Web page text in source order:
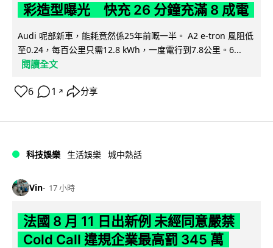
彩造型曝光 快充 26 分鐘充滿 8 成電
Audi 呢部新車，能耗竟然係25年前嘅一半。 A2 e-tron 風阻低
至0.24，每百公里只需12.8 kWh，一度電行到7.8公里。6...
閱讀全文
6 1 ↗ 分享
科技娛樂 生活娛樂 城中熱話
Vin 17 小時
法國 8 月 11 日出新例 未經同意嚴禁
Cold Call 違規企業最高罰 345 萬